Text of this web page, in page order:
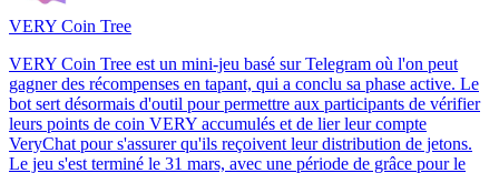
VERY Coin Tree
VERY Coin Tree est un mini-jeu basé sur Telegram où l'on peut
gagner des récompenses en tapant, qui a conclu sa phase active. Le
bot sert désormais d'outil pour permettre aux participants de vérifier
leurs points de coin VERY accumulés et de lier leur compte
VeryChat pour s'assurer qu'ils reçoivent leur distribution de jetons.
Le jeu s'est terminé le 31 mars, avec une période de grâce pour le